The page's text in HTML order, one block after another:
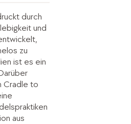
durch
und
zu
ist es ein
Cradle to
aus